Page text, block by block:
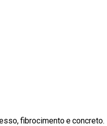
fibrocimento e concreto.